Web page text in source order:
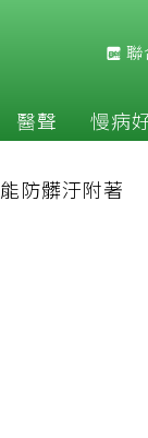
聯
醫聲 慢病
防髒汙附著